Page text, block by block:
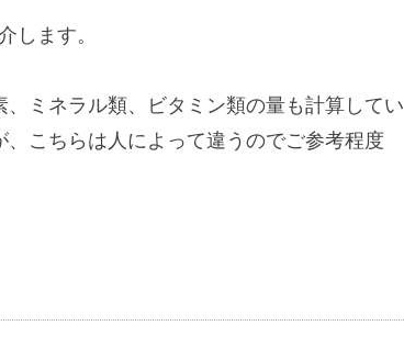
します。
ミネラル類、ビタミン類の量も計算してい
こちらは人によって違うのでご参考程度